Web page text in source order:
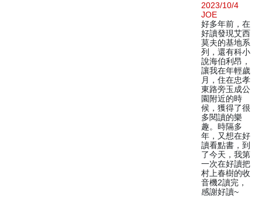
2023/10/4
JOE
好多年前，在
好讀發現艾西
莫夫的基地系
列，還有科小
說海伯利昂，
讓我在年輕歲
月，住在忠孝
東路旁玉成公
園附近的時
候，獲得了很
多閱讀的樂
趣。時隔多
年，又想在好
讀看點書，到
了今天，我第
一次在好讀把
村上春樹的收
音機2讀完，
感謝好讀~